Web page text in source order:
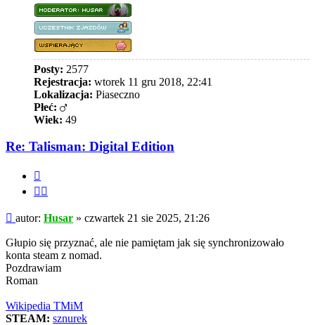
Posty: 2577
Rejestracja: wtorek 11 gru 2018, 22:41
Lokalizacja: Piaseczno
Płeć:
Wiek: 49
Re: Talisman: Digital Edition
Post
autor: Husar » czwartek 21 sie 2025, 21:26
Głupio się przyznać, ale nie pamiętam jak się synchronizowało
konta steam z nomad.
Pozdrawiam
Roman
Wikipedia TMiM
STEAM: sznurek